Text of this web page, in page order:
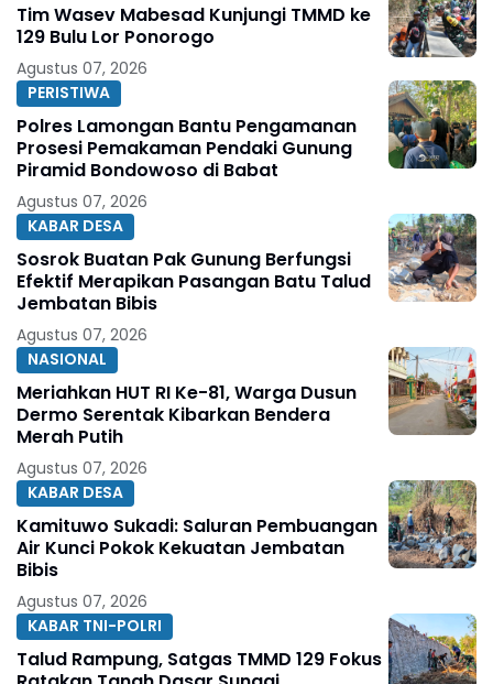
Tim Wasev Mabesad Kunjungi TMMD ke
129 Bulu Lor Ponorogo
Agustus 07, 2026
PERISTIWA
Polres Lamongan Bantu Pengamanan
Prosesi Pemakaman Pendaki Gunung
Piramid Bondowoso di Babat
Agustus 07, 2026
KABAR DESA
Sosrok Buatan Pak Gunung Berfungsi
Efektif Merapikan Pasangan Batu Talud
Jembatan Bibis
Agustus 07, 2026
NASIONAL
Meriahkan HUT RI Ke-81, Warga Dusun
Dermo Serentak Kibarkan Bendera
Merah Putih
Agustus 07, 2026
KABAR DESA
Kamituwo Sukadi: Saluran Pembuangan
Air Kunci Pokok Kekuatan Jembatan
Bibis
Agustus 07, 2026
KABAR TNI-POLRI
Talud Rampung, Satgas TMMD 129 Fokus